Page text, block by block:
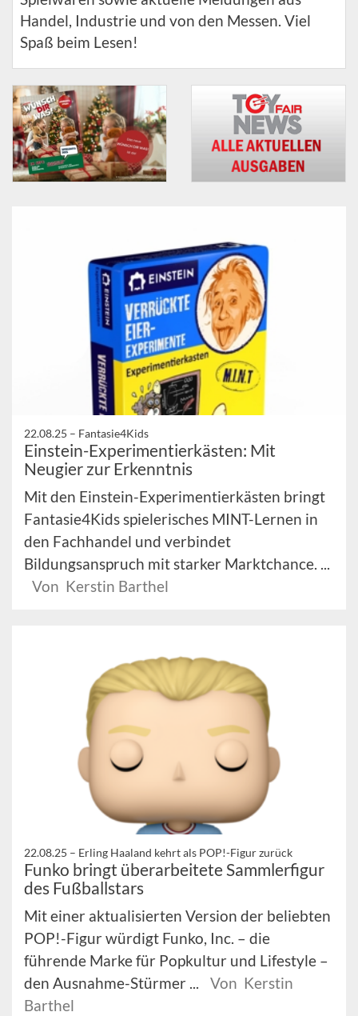
Handel, Industrie und von den Messen. Viel
Spaß beim Lesen!
22.08.25 – Fantasie4Kids
Einstein-Experimentierkästen: Mit
Neugier zur Erkenntnis
Mit den Einstein-Experimentierkästen bringt
Fantasie4Kids spielerisches MINT-Lernen in
den Fachhandel und verbindet
Bildungsanspruch mit starker Marktchance. ...
Von Kerstin Barthel
22.08.25 – Erling Haaland kehrt als POP!-Figur zurück
Funko bringt überarbeitete Sammlerfigur
des Fußballstars
Mit einer aktualisierten Version der beliebten
POP!-Figur würdigt Funko, Inc. – die
führende Marke für Popkultur und Lifestyle –
den Ausnahme-Stürmer ...
Von Kerstin
Barthel